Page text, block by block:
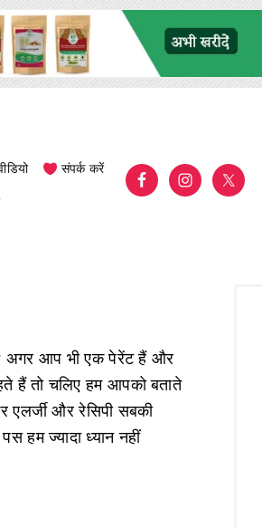
संपर्क करें
अगर आप भी एक पेरेंट हैं और
हैं तो चलिए हम आपको बताते
एलर्जी और रेसिपी सबकी
हम ज्यादा ध्यान नहीं